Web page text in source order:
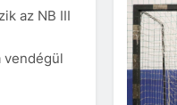
az NB III
vendégül